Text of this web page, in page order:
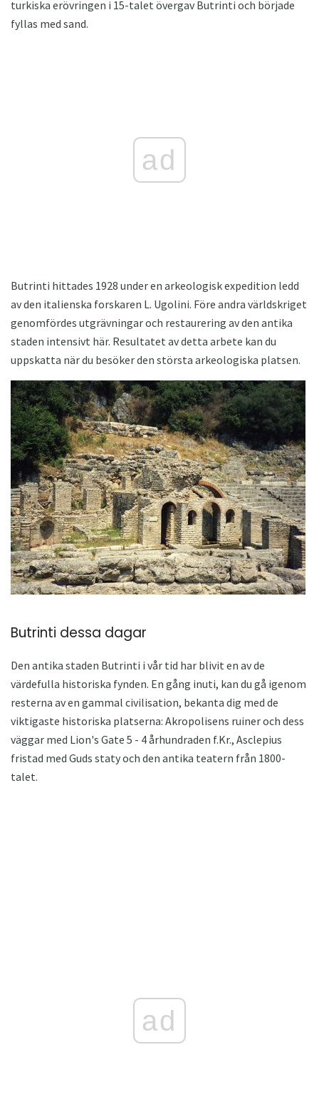
turkiska erövringen i 15-talet övergav Butrinti och började
fyllas med sand.
ad
Butrinti hittades 1928 under en arkeologisk expedition ledd
av den italienska forskaren L. Ugolini. Före andra världskriget
genomfördes utgrävningar och restaurering av den antika
staden intensivt här. Resultatet av detta arbete kan du
uppskatta när du besöker den största arkeologiska platsen.
Butrinti dessa dagar
Den antika staden Butrinti i vår tid har blivit en av de
värdefulla historiska fynden. En gång inuti, kan du gå igenom
resterna av en gammal civilisation, bekanta dig med de
viktigaste historiska platserna: Akropolisens ruiner och dess
väggar med Lion's Gate 5 - 4 århundraden f.Kr., Asclepius
fristad med Guds staty och den antika teatern från 1800-
talet.
ad